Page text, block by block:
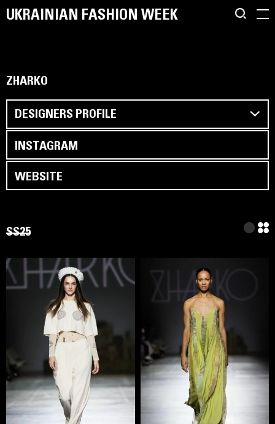
UKRAINIAN FASHION WEEK
ZHARKO
SS25
DESIGNERS PROFILE
Бренд Zharko втілює цінності краси та екологічності –
елегантнну простоту з українським кодом. Місія бренду
INSTAGRAM
WEBSITE